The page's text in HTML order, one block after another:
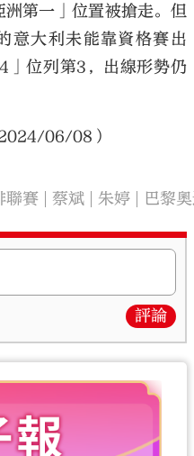
第一」位置被搶走。但
意大利未能靠資格賽出
」位列第3，出線形勢仍
06/08）
聯賽 蔡斌 朱婷 巴黎
評論